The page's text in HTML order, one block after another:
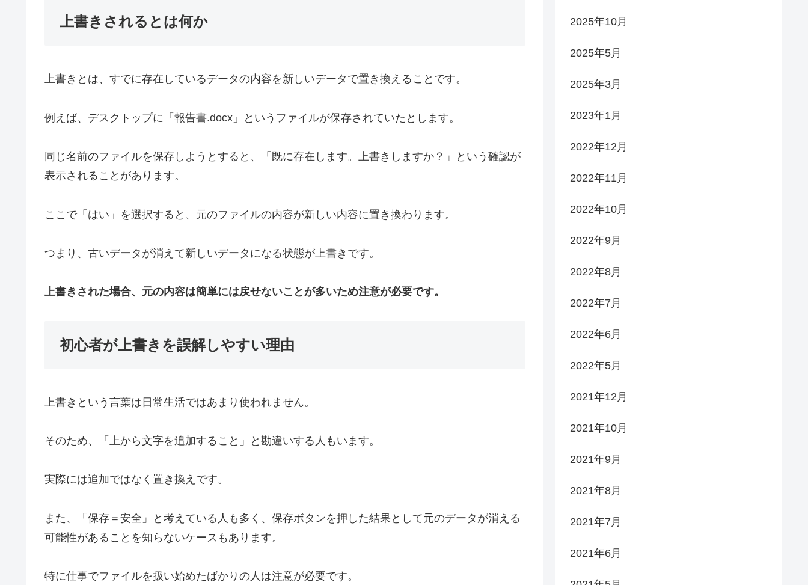
上書きされるとは何か
上書きとは、すでに存在しているデータの内容を新しいデータで置き換えることです。
例えば、デスクトップに「報告書.docx」というファイルが保存されていたとします。
同じ名前のファイルを保存しようとすると、「既に存在します。上書きしますか？」という確認が
表示されることがあります。
ここで「はい」を選択すると、元のファイルの内容が新しい内容に置き換わります。
つまり、古いデータが消えて新しいデータになる状態が上書きです。
上書きされた場合、元の内容は簡単には戻せないことが多いため注意が必要です。
初心者が上書きを誤解しやすい理由
上書きという言葉は日常生活ではあまり使われません。
そのため、「上から文字を追加すること」と勘違いする人もいます。
実際には追加ではなく置き換えです。
また、「保存＝安全」と考えている人も多く、保存ボタンを押した結果として元のデータが消える
可能性があることを知らないケースもあります。
特に仕事でファイルを扱い始めたばかりの人は注意が必要です。
2025年10月
2025年5月
2025年3月
2023年1月
2022年12月
2022年11月
2022年10月
2022年9月
2022年8月
2022年7月
2022年6月
2022年5月
2021年12月
2021年10月
2021年9月
2021年8月
2021年7月
2021年6月